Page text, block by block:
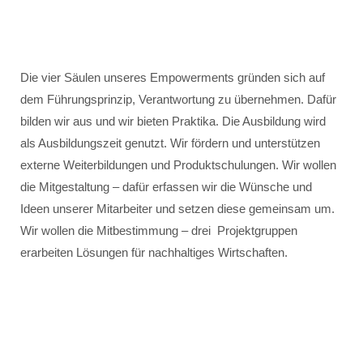
Die vier Säulen unseres Empowerments gründen sich auf
dem Führungsprinzip, Verantwortung zu übernehmen. Dafür
bilden wir aus und wir bieten Praktika. Die Ausbildung wird
als Ausbildungszeit genutzt. Wir fördern und unterstützen
externe Weiterbildungen und Produktschulungen. Wir wollen
die Mitgestaltung – dafür erfassen wir die Wünsche und
Ideen unserer Mitarbeiter und setzen diese gemeinsam um.
Wir wollen die Mitbestimmung – drei Projektgruppen
erarbeiten Lösungen für nachhaltiges Wirtschaften.